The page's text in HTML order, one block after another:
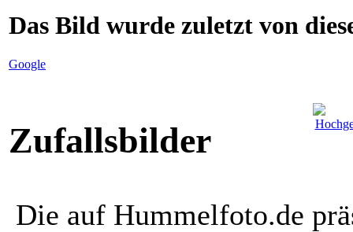
Das Bild wurde zuletzt von
Google
Zufallsbilder
Die auf Hummelfoto.de